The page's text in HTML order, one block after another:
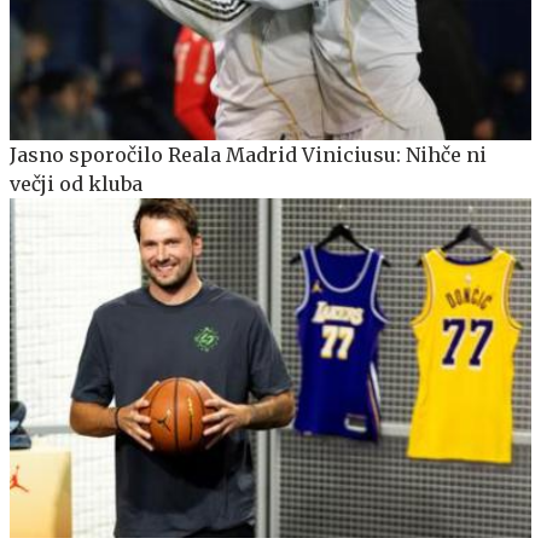
Jasno sporočilo Reala Madrid Viniciusu: Nihče ni
večji od kluba